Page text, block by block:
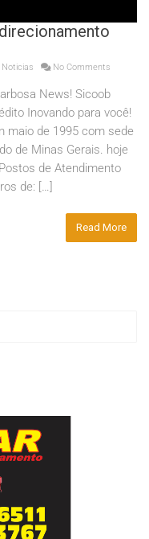
Noticias No Comments
News! Sicoob
Inovando para você!
maio de 1995 com sede
de Minas Gerais. hoje
de Atendimento
de: […]
Read More